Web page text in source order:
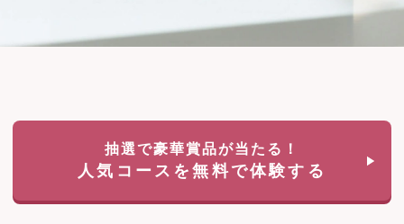
抽選で豪華賞品が当たる！
人気コースを無料で体験する